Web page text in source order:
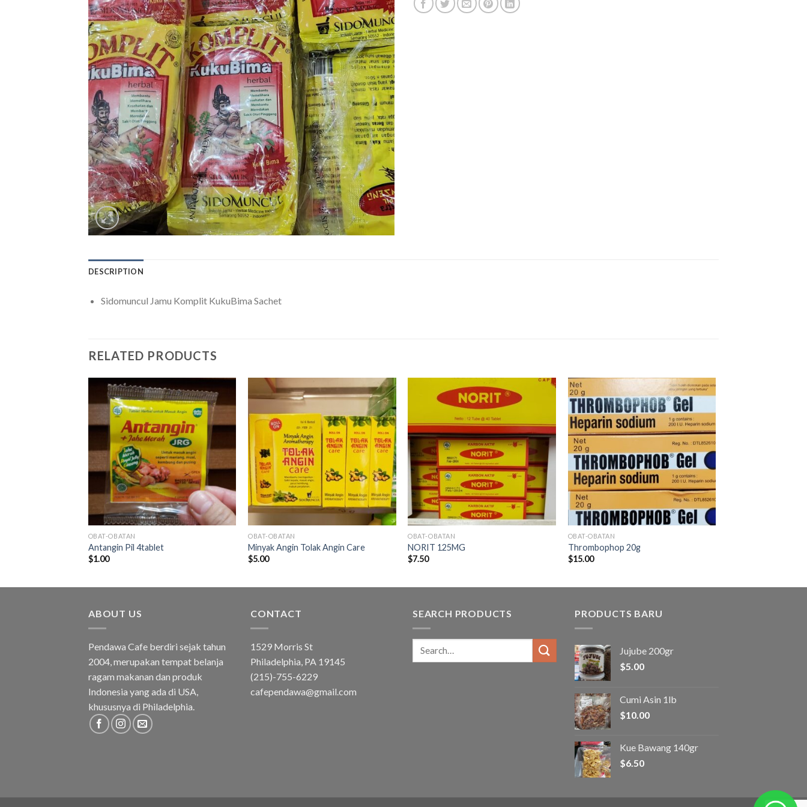
DESCRIPTION
Sidomuncul Jamu Komplit KukuBima Sachet
RELATED PRODUCTS
OBAT-OBATAN
Antangin Pil 4tablet
$1.00
OBAT-OBATAN
Minyak Angin Tolak Angin Care
$5.00
OBAT-OBATAN
NORIT 125MG
$7.50
OBAT-OBATAN
Thrombophop 20g
$15.00
ABOUT US
Pendawa Cafe berdiri sejak tahun
2004, merupakan tempat belanja
ragam makanan dan produk
Indonesia yang ada di USA,
khususnya di Philadelphia.
CONTACT
1529 Morris St
Philadelphia, PA 19145
(215)-755-6229
cafependawa@gmail.com
SEARCH PRODUCTS
Search
PRODUCTS BARU
Jujube 200gr
$5.00
Cumi Asin 1lb
$10.00
Kue Bawang 140gr
$6.50